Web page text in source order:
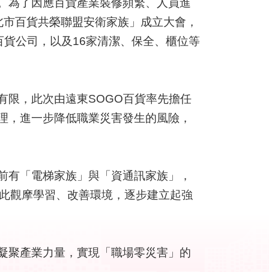
百貨共榮聯盟安衛家族」成立大會，
公司，以及16家清潔、保全、櫃位等
，此次由遠東SOGO百貨率先擔任
進一步降低職業災害發生的風險，
「電梯家族」與「資通訊家族」，
觀摩學習、改善環境，逐步建立起強
產業力量，實現「職場零災害」的